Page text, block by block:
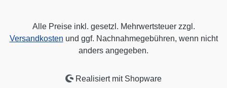
Alle Preise inkl. gesetzl. Mehrwertsteuer zzgl.
Versandkosten und ggf. Nachnahmegebühren, wenn nicht
anders angegeben.
Realisiert mit Shopware